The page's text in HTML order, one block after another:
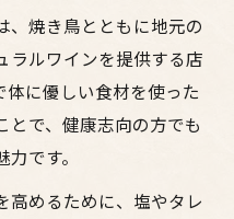
、焼き鳥とともに地元の
ラルワインを提供する店
に優しい食材を使った
とで、健康志向の方でも
です。
高めるために、塩やタレ